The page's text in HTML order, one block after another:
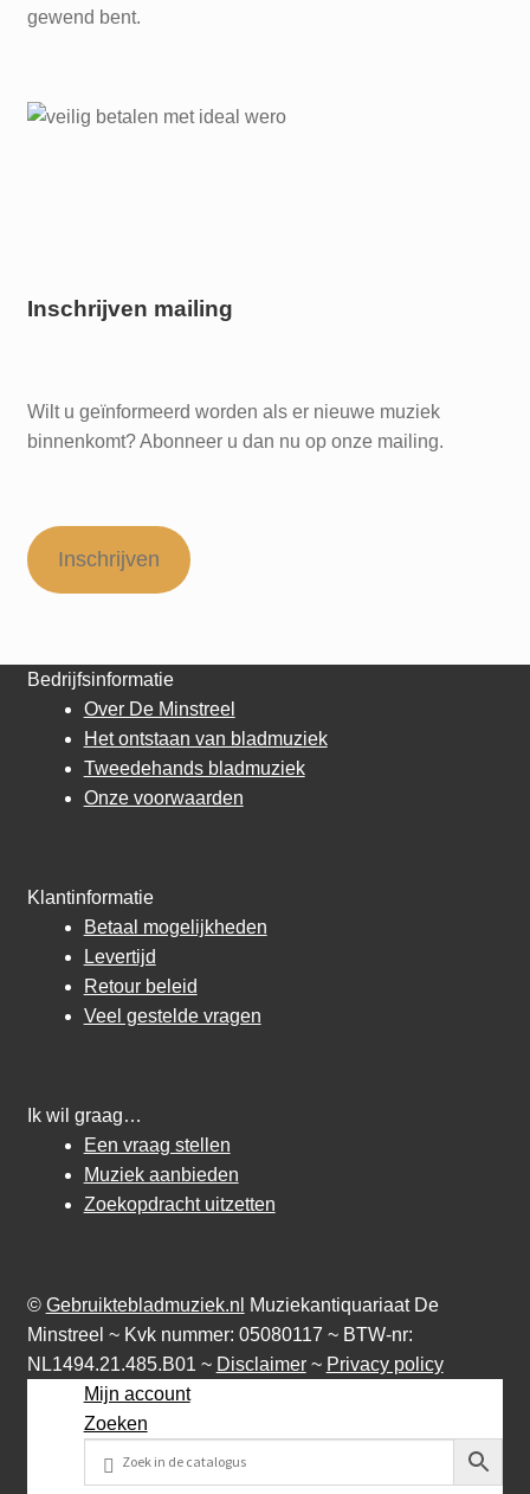
gewend bent.
Inschrijven mailing
Wilt u geïnformeerd worden als er nieuwe muziek
binnenkomt? Abonneer u dan nu op onze mailing.
Inschrijven
Bedrijfsinformatie
Over De Minstreel
Het ontstaan van bladmuziek
Tweedehands bladmuziek
Onze voorwaarden
Klantinformatie
Betaal mogelijkheden
Levertijd
Retour beleid
Veel gestelde vragen
Ik wil graag…
Een vraag stellen
Muziek aanbieden
Zoekopdracht uitzetten
© Gebruiktebladmuziek.nl
Muziekantiquariaat De
Minstreel ~ Kvk nummer: 05080117 ~ BTW-nr:
NL1494.21.485.B01 ~ Disclaimer~ Privacy policy
Mijn account
Zoeken